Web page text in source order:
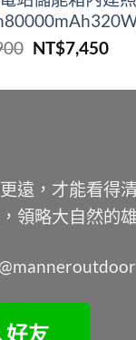
NT$2,450。
原
價
NT$7,450目
價
遠，才能看得
領略大自然的